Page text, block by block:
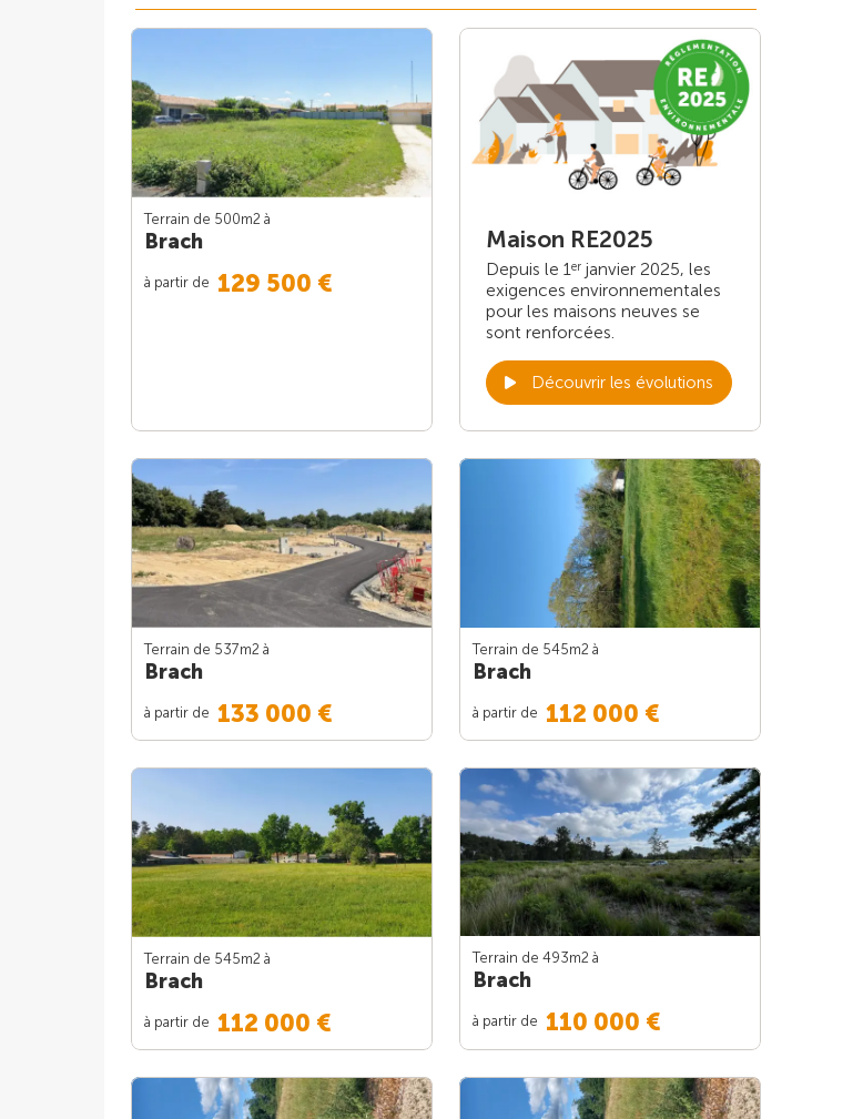
Terrain de 500m2 à
Brach
à partir de 129 500 €
Maison RE2025
Depuis le 1 er janvier 2025, les
exigences environnementales
pour les maisons neuves se
sont renforcées.
Découvrir les évolutions
Terrain de 537m2 à
Brach
à partir de 133 000 €
Terrain de 545m2 à
Brach
à partir de 112 000 €
Terrain de 545m2 à
Brach
à partir de 112 000 €
Terrain de 493m2 à
Brach
à partir de 110 000 €